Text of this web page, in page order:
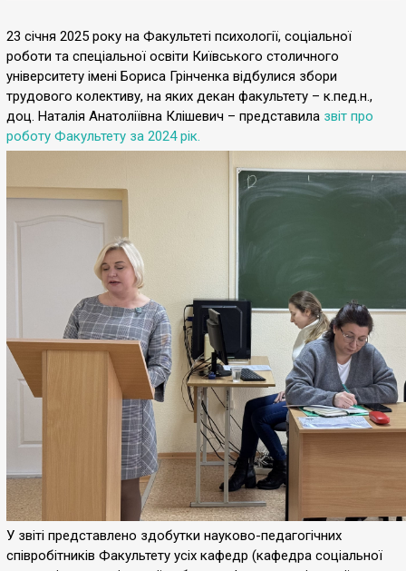
23 січня 2025 року на Факультеті психології, соціальної
роботи та спеціальної освіти Київського столичного
університету імені Бориса Грінченка відбулися збори
трудового колективу, на яких декан факультету – к.пед.н.,
доц. Наталія Анатоліївна Клішевич – представила звіт про
роботу Факультету за 2024 рік.
У звіті представлено здобутки науково-педагогічних
співробітників Факультету усіх кафедр (кафедра соціальної